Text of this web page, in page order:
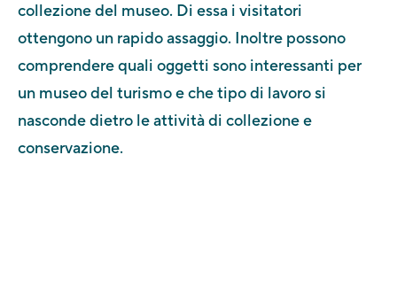
collezione del museo. Di essa i visitatori
ottengono un rapido assaggio. Inoltre possono
comprendere quali oggetti sono interessanti per
un museo del turismo e che tipo di lavoro si
nasconde dietro le attività di collezione e
conservazione.